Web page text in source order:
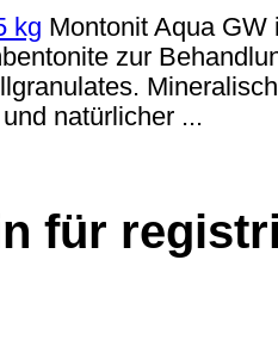
kg Montonit Aqua GW
zur
natürlicher ...
für